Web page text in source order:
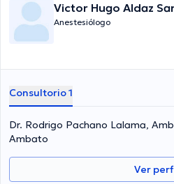
Victor Hugo Aldaz
Anestesiólogo
Consultorio 1
Dr. Rodrigo Pachano Lalama,
Ambato
Ver